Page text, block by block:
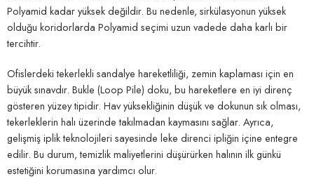
Polyamid kadar yüksek değildir. Bu nedenle, sirkülasyonun yüksek
olduğu koridorlarda Polyamid seçimi uzun vadede daha karlı bir
tercihtir.
Ofislerdeki tekerlekli sandalye hareketliliği, zemin kaplaması için en
büyük sınavdır. Bukle (Loop Pile) doku, bu hareketlere en iyi direnç
gösteren yüzey tipidir. Hav yüksekliğinin düşük ve dokunun sık olması,
tekerleklerin halı üzerinde takılmadan kaymasını sağlar. Ayrıca,
gelişmiş iplik teknolojileri sayesinde leke direnci ipliğin içine entegre
edilir. Bu durum, temizlik maliyetlerini düşürürken halının ilk günkü
estetiğini korumasına yardımcı olur.